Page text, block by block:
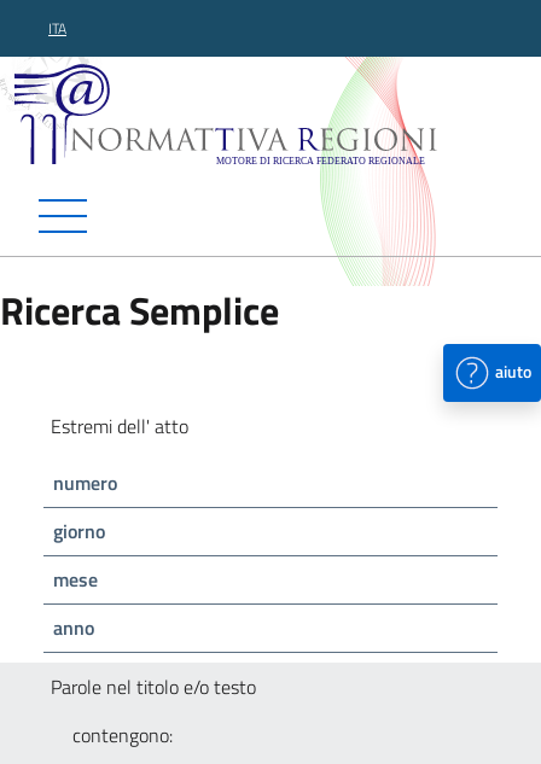
ITA
Normattiva Regioni -
Ricerca Semplice
aiuto
Estremi dell' atto
numero
giorno
mese
anno
Parole nel titolo e/o testo
contengono: